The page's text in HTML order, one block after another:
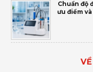
Chuẩn độ
ưu điểm